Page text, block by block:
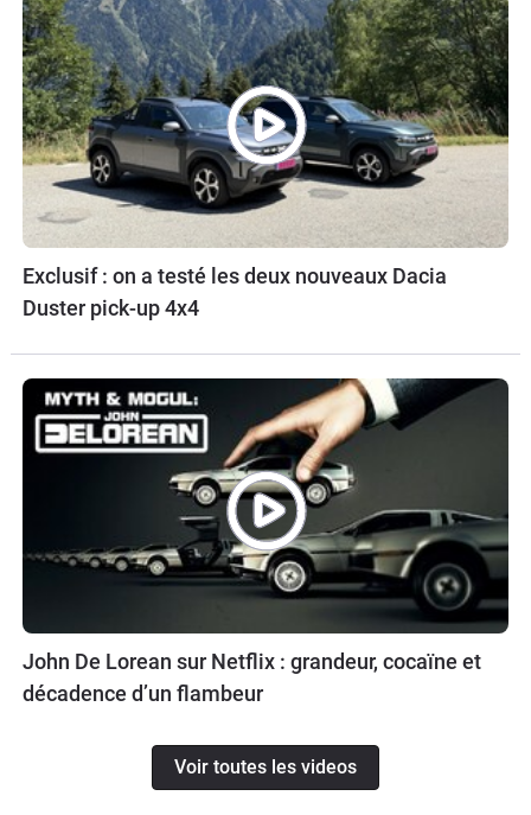
Exclusif : on a testé les deux nouveaux Dacia
Duster pick-up 4x4
John De Lorean sur Netflix : grandeur, cocaïne et
décadence d’un flambeur
Voir toutes les videos